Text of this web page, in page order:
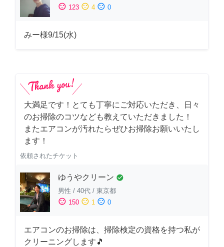
sentiment_satisfied 123 sentiment_neutral 4 sentiment_dissatisfied 0
みー様9/15(水)
大満足です！とても丁寧にご対応いただき、日々
のお掃除のコツなども教えていただきました！
またエアコンが汚れたらぜひお掃除お願いいたし
ます！
依頼されたチケット
ゆうやクリーン check_circle
男性 / 40代 / 東京都
sentiment_satisfied 150 sentiment_neutral 1 sentiment_dissatisfied 0
エアコンのお掃除は、掃除検定の資格を持つ私が
クリーニングします🎵